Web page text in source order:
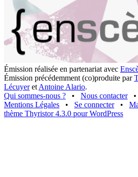
Émission réalisée en partenariat avec
Émission précédemment (co)produite par
Lécuyeret Antoine Alario.
Qui sommes-nous ?
• Nous contacter •
Mentions Légales
• Se connecter •
thème Thyristor 4.3.0 pour WordPress